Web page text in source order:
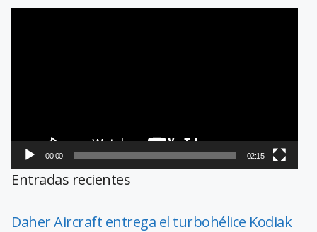
00:00 02:15
Entradas recientes
Daher Aircraft entrega el turbohélice Kodiak